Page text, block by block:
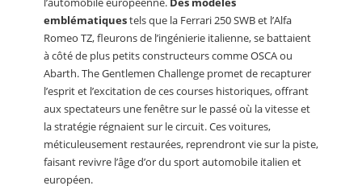
emblématiquestels que la Ferrari 250 SWB et l’Alfa
Romeo TZ, fleurons de l’ingénierie italienne, se battaient
à côté de plus petits constructeurs comme OSCA ou
Abarth. The Gentlemen Challenge promet de recapturer
l’esprit et l’excitation de ces courses historiques, offrant
aux spectateurs une fenêtre sur le passé où la vitesse et
la stratégie régnaient sur le circuit. Ces voitures,
méticuleusement restaurées, reprendront vie sur la piste,
faisant revivre l’âge d’or du sport automobile italien et
européen.